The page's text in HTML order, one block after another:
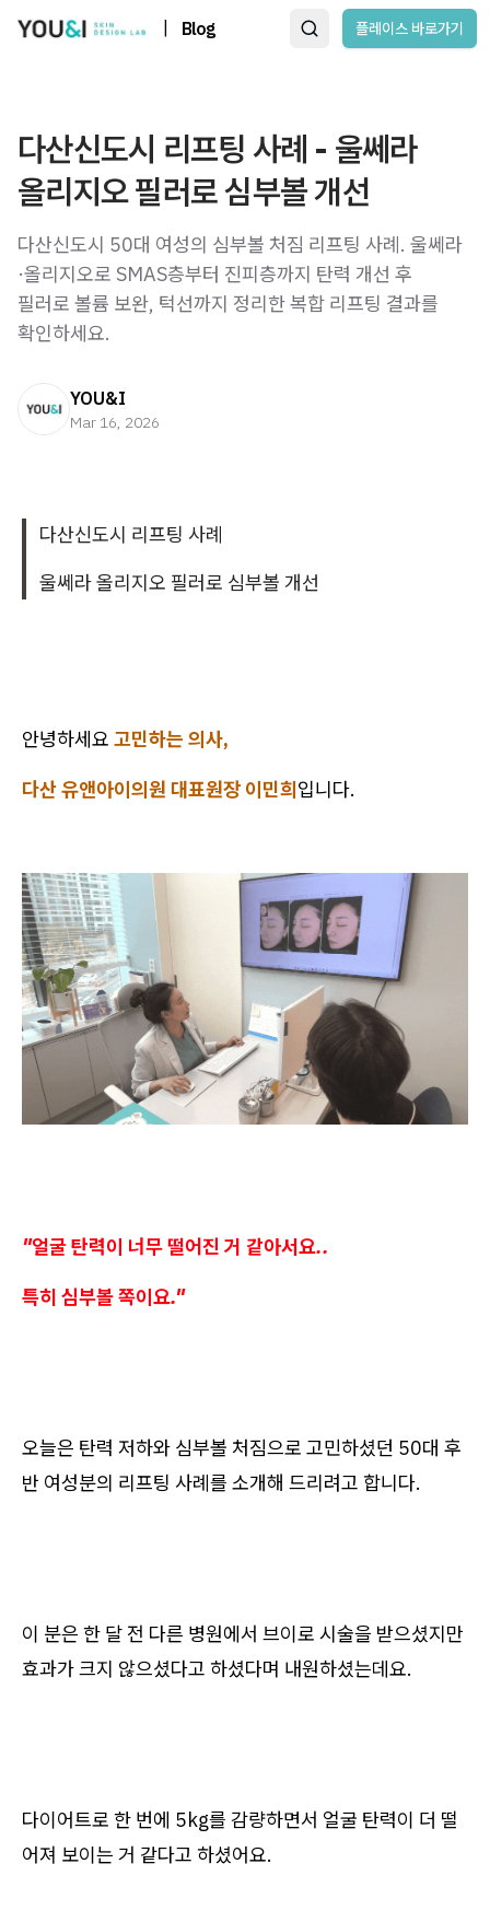
Blog 플레이스 바로가기
다산신도시 리프팅 사례 - 울쎄라
올리지오 필러로 심부볼 개선
다산신도시 50대 여성의 심부볼 처짐 리프팅 사례. 울쎄라
·올리지오로 SMAS층부터 진피층까지 탄력 개선 후
필러로 볼륨 보완, 턱선까지 정리한 복합 리프팅 결과를
확인하세요.
YOU&I
Mar 16, 2026
다산신도시 리프팅 사례
울쎄라 올리지오 필러로 심부볼 개선
안녕하세요 고민하는 의사,
다산 유앤아이의원 대표원장 이민희입니다.
"얼굴 탄력이 너무 떨어진 거 같아서요..
특히 심부볼 쪽이요."
오늘은 탄력 저하와 심부볼 처짐으로 고민하셨던 50대 후
반 여성분의 리프팅 사례를 소개해 드리려고 합니다.
이 분은 한 달 전 다른 병원에서 브이로 시술을 받으셨지만
효과가 크지 않으셨다고 하셨다며 내원하셨는데요.
다이어트로 한 번에 5kg를 감량하면서 얼굴 탄력이 더 떨
어져 보이는 거 같다고 하셨어요.